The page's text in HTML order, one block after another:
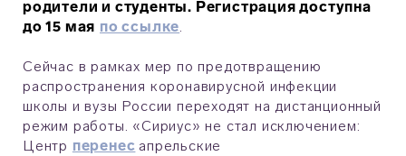
родители и студенты. Регистрация доступна
до 15 мая по ссылке.
Сейчас в рамках мер по предотвращению
распространения коронавирусной инфекции
школы и вузы России переходят на дистанционный
режим работы. «Сириус» не стал исключением:
Центр перенес апрельские